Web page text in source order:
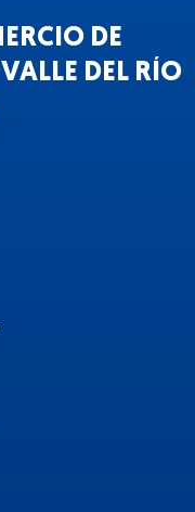
DE
DEL RÍO